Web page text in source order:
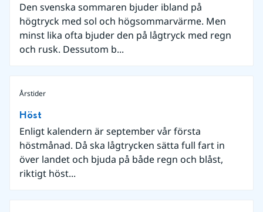
Den svenska sommaren bjuder ibland på
högtryck med sol och högsommarvärme. Men
minst lika ofta bjuder den på lågtryck med regn
och rusk. Dessutom b...
Årstider
Höst
Enligt kalendern är september vår första
höstmånad. Då ska lågtrycken sätta full fart in
över landet och bjuda på både regn och blåst,
riktigt höst...